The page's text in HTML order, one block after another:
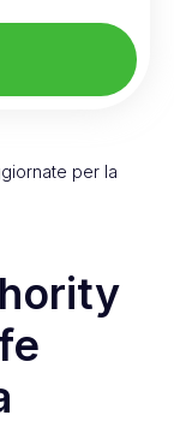
per la